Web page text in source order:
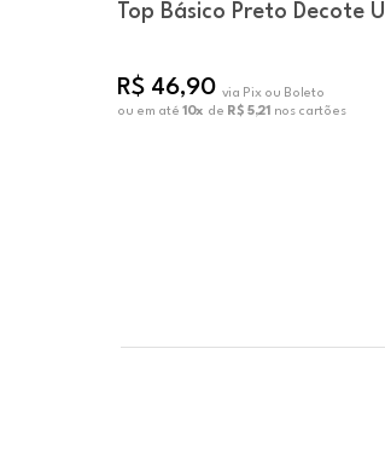
Top Básico Preto Decote U
R$ 46,90 via Pix ou Boleto
ou em até 10x de R$ 5,21 nos cartões